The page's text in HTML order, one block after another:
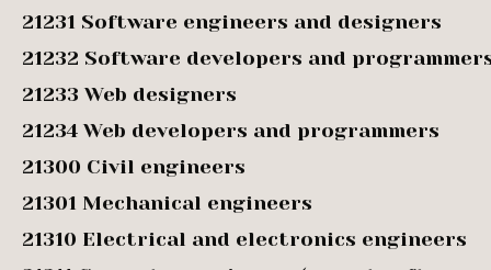
21231 Software engineers and designers
21232 Software developers and
21233 Web designers
21234 Web developers and programmers
21300 Civil engineers
21301 Mechanical engineers
21310 Electrical and electronics engineers